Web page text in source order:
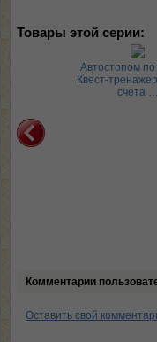
Товары этой серии:
Автостопом по
Квест-
счета
Комментарии
Оставить свой